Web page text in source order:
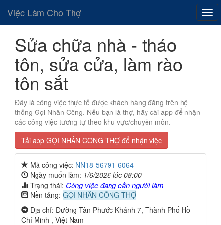
Việc Làm Cho Thợ
Sửa chữa nhà - tháo
tôn, sửa cửa, làm rào
tôn sắt
Đây là công việc thực tế được khách hàng đăng trên hệ
thống Gọi Nhân Công. Nếu bạn là thợ, hãy cài app để nhận
các công việc tương tự theo khu vực/chuyên môn.
Tải app GỌI NHÂN CÔNG THỢ để nhận việc
Mã công việc: NN18-56791-6064
Ngày muốn làm: 1/6/2026 lúc 08:00
Trạng thái: Công việc đang cần người làm
Nền tảng: GỌI NHÂN CÔNG THỢ
Địa chỉ: Đường Tân Phước Khánh 7, Thành Phố Hồ
Chí Minh , Việt Nam